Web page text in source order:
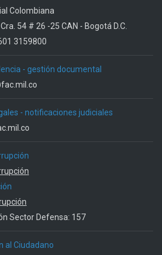
Colombiana
54 # 26 -25 CAN - Bogotá D.C.
3159800
- gestión documental
- notificaciones judiciales
Sector Defensa: 157
al Ciudadano